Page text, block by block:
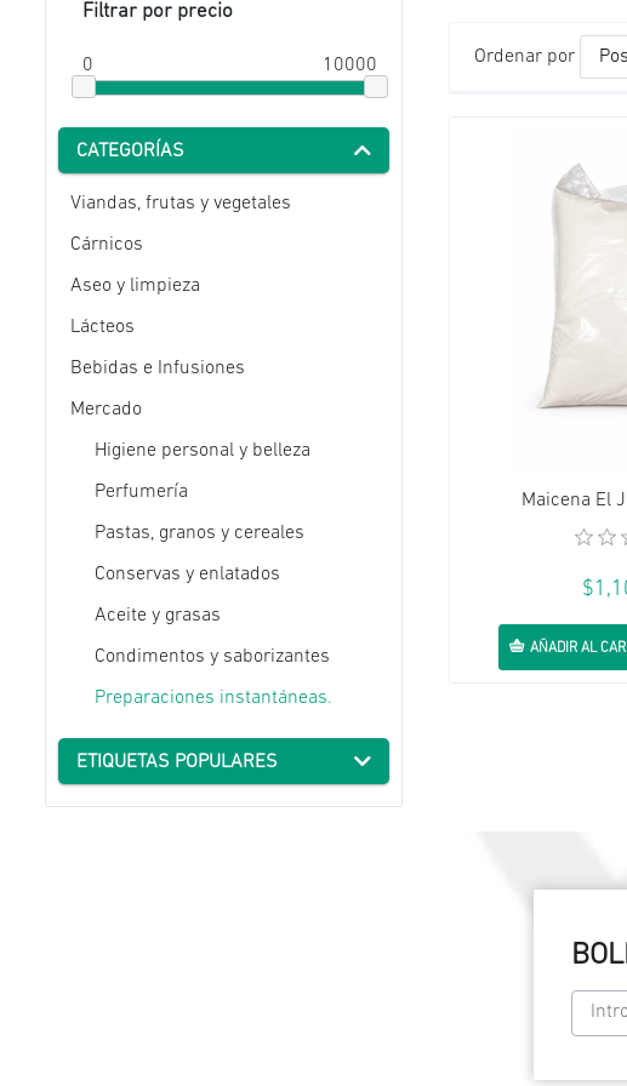
Filtrar por precio
0 10000
CATEGORÍAS
Viandas, frutas y vegetales
Cárnicos
Aseo y limpieza
Lácteos
Bebidas e Infusiones
Mercado
Higiene personal y belleza
Perfumería
Pastas, granos y cereales
Conservas y enlatados
Aceite y grasas
Condimentos y saborizantes
Preparaciones instantáneas.
ETIQUETAS POPULARES
Ordenar por
Maicena El
AÑADIR AL